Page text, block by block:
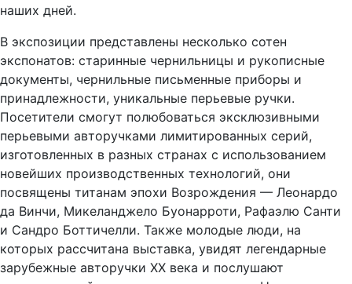
наших дней.
В экспозиции представлены несколько сотен
экспонатов: старинные чернильницы и рукописные
документы, чернильные письменные приборы и
принадлежности, уникальные перьевые ручки.
Посетители смогут полюбоваться эксклюзивными
перьевыми авторучками лимитированных серий,
изготовленных в разных странах с использованием
новейших производственных технологий, они
посвящены титанам эпохи Возрождения — Леонардо
да Винчи, Микеланджело Буонарроти, Рафаэлю Санти
и Сандро Боттичелли. Также молодые люди, на
которых рассчитана выставка, увидят легендарные
зарубежные авторучки XX века и послушают